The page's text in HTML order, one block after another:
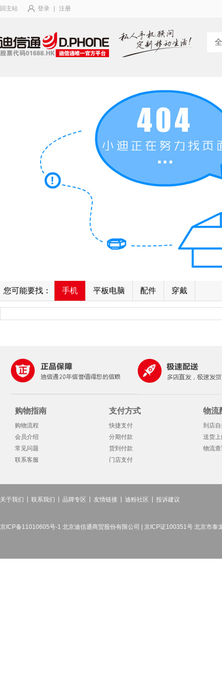
回主站 登录 注册
您可能要找： 手机 平板电脑 配件 穿戴
购物指南
购物流程
会员介绍
常见问题
联系客服
支付方式
快捷支付
分期付款
货到付款
门店支付
物流
到店
送货
物流
关于我们 联系我们 品牌专区 友情链接 迪粉社区 投诉建议
京ICP备11010605号-1 北京迪信通商贸股份有限公司 | 京ICP证100351号 北京市泰